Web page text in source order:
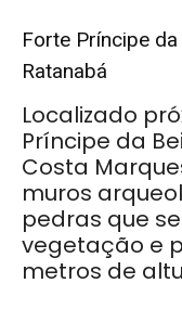
Forte Príncipe
Ratanabá
Localizado
Príncipe da
Costa
muros
pedras que
vegetação e
metros de